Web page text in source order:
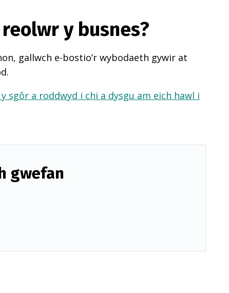
y busnes?
gallwch e-bostio’r wybodaeth gywir at
sgôr a roddwyd i chi a dysgu am eich hawl i
gwefan